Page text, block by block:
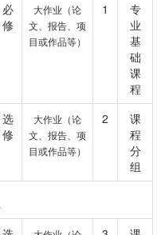
必
修
大作业（论
文、报告、项
目或作品等）
1
专
业
基
础
课
程
选
修
大作业（论
文、报告、项
目或作品等）
2
课
程
分
组